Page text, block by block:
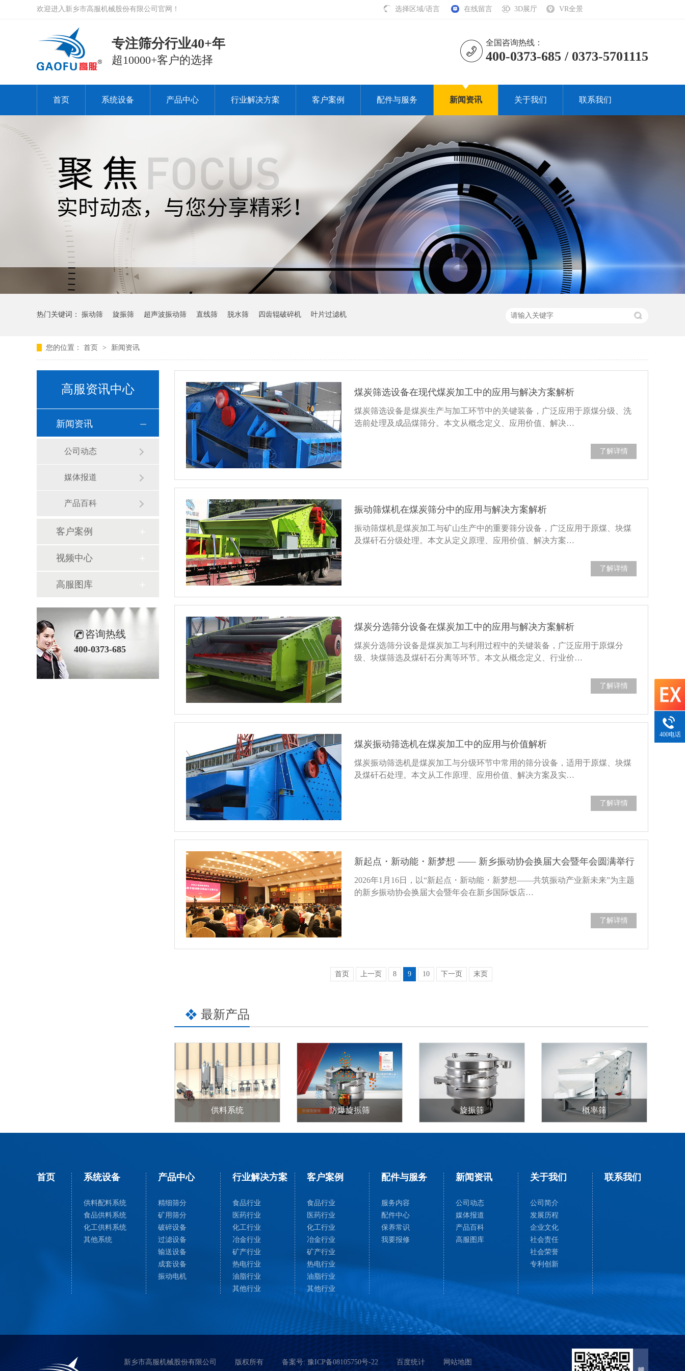
选择区域/语言 在线留言 3D展厅 VR全景
欢迎进入新乡市高服机械股份有限公司官网！
专注筛分行业40+年
超10000+客户的选择
全国咨询热线：
400-0373-685 / 0373-5701115
首页 系统设备 产品中心 行业解决方案 客户案例 配件与服务 新闻资讯 关于我们 联系我们
热门关键词： 振动筛 旋振筛 超声波振动筛 直线筛 脱水筛 四齿辊破碎机 叶片过滤机
您的位置： 首页 > 新闻资讯
煤炭筛选设备在现代煤炭加工中的应用与解决方案解析
煤炭筛选设备是煤炭生产与加工环节中的关键装备，广泛应用于原煤分级、洗
选前处理及成品煤筛分。本文从概念定义、应用价值、解决…
了解详情
振动筛煤机在煤炭筛分中的应用与解决方案解析
振动筛煤机是煤炭加工与矿山生产中的重要筛分设备，广泛应用于原煤、块煤
及煤矸石分级处理。本文从定义原理、应用价值、解决方案…
了解详情
煤炭分选筛分设备在煤炭加工中的应用与解决方案解析
煤炭分选筛分设备是煤炭加工与利用过程中的关键装备，广泛应用于原煤分
级、块煤筛选及煤矸石分离等环节。本文从概念定义、行业价…
了解详情
煤炭振动筛选机在煤炭加工中的应用与价值解析
煤炭振动筛选机是煤炭加工与分级环节中常用的筛分设备，适用于原煤、块煤
及煤矸石处理。本文从工作原理、应用价值、解决方案及实…
了解详情
新起点・新动能・新梦想 —— 新乡振动协会换届大会暨年会圆满举行
2026年1月16日，以“新起点・新动能・新梦想——共筑振动产业新未来”为主题
的新乡振动协会换届大会暨年会在新乡国际饭店…
了解详情
首页 上一页 8 9 10 下一页 末页
最新产品
供料系统 防爆旋振筛 旋振筛 概率筛
高服资讯中心
新闻资讯
公司动态
媒体报道
产品百科
客户案例
视频中心
高服图库
咨询热线
400-0373-685
首页 系统设备
供料配料系统
食品供料系统
化工供料系统
其他系统
产品中心
精细筛分
矿用筛分
破碎设备
过滤设备
输送设备
成套设备
振动电机
行业解决方案
食品行业
医药行业
化工行业
冶金行业
矿产行业
热电行业
油脂行业
其他行业
客户案例
食品行业
医药行业
化工行业
冶金行业
矿产行业
热电行业
油脂行业
其他行业
配件与服务
服务内容
配件中心
保养常识
我要报修
新闻资讯
公司动态
媒体报道
产品百科
高服图库
关于我们
公司简介
发展历程
企业文化
社会责任
社会荣誉
专利创新
联系我们
新乡市高服机械股份有限公司 版权所有 备案号: 豫ICP备08105750号-22 百度统计
网站地图
400电话